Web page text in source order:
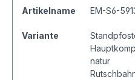
Artikelname EM-S6-
Variante
natur